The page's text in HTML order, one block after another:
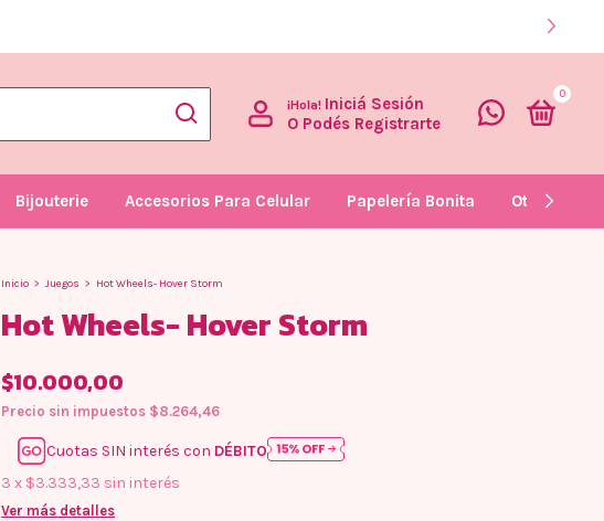
¡Hola! Iniciá Sesión
O Podés Registrarte
0
Bijouterie Accesorios Para Celular Papelería Bonita Otras
Inicio > Juegos > Hot Wheels- Hover Storm
Hot Wheels- Hover Storm
$10.000,00
Precio sin impuestos $8.264,46
Cuotas SIN interés con DÉBITO
3 x $3.333,33 sin interés
Ver más detalles